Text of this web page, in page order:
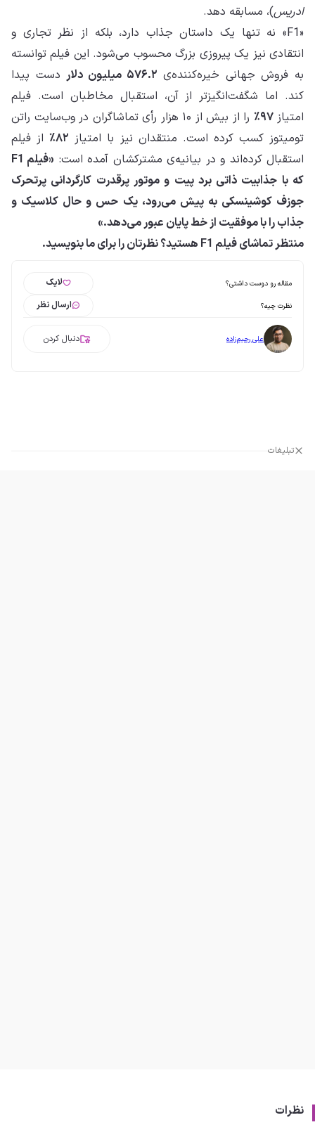
ادریس)، مسابقه دهد.
«F1» نه تنها یک داستان جذاب دارد، بلکه از نظر تجاری و
انتقادی نیز یک پیروزی بزرگ محسوب می‌شود. این فیلم توانسته
به فروش جهانی خیره‌کننده‌ی ۵۷۶.۲ میلیون دلار
دست پیدا
کند. اما شگفت‌انگیزتر از آن، استقبال مخاطبان است. فیلم
امتیاز۹۷٪
را از بیش از ۱۰ هزار رأی تماشاگران در وب‌سایت راتن
تومیتوز کسب کرده است. منتقدان نیز با امتیاز ۸۲٪ از فیلم
استقبال کرده‌اند و در بیانیه‌ی مشترکشان آمده است:
«فیلم F1
که با جذابیت ذاتی برد پیت و موتور پرقدرت کارگردانی پرتحرک
جوزف کوشینسکی به پیش می‌رود، یک حس و حال کلاسیک و
جذاب را با موفقیت از خط پایان عبور می‌دهد.»
منتظر تماشای فیلم F1 هستید؟ نظرتان را برای ما بنویسید.
مقاله رو دوست داشتی؟ لایک
نظرت چیه؟ ارسال نظر
علی رحیم‌زاده دنبال کردن
تبلیغات
نظرات